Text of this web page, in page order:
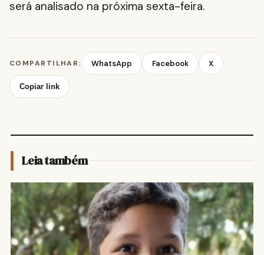
será analisado na próxima sexta-feira.
COMPARTILHAR: WhatsApp Facebook X
Copiar link
Leia também